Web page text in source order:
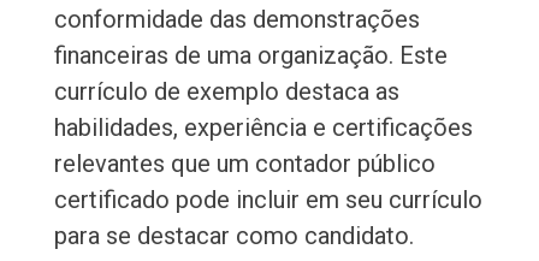
conformidade das demonstrações
financeiras de uma organização. Este
currículo de exemplo destaca as
habilidades, experiência e certificações
relevantes que um contador público
certificado pode incluir em seu currículo
para se destacar como candidato.